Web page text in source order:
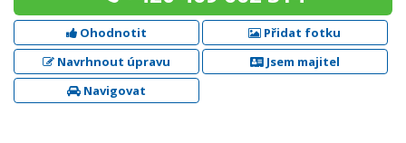
Ohodnotit
Přidat fotku
Navrhnout úpravu
Jsem majitel
Navigovat